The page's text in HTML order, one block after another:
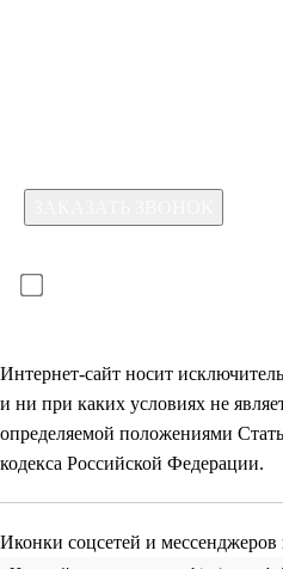
Интернет-сайт носит
и ни при каких условиях не
определяемой положениями
кодекса Российской Федерации.
Иконки соцсетей и мессенджеров